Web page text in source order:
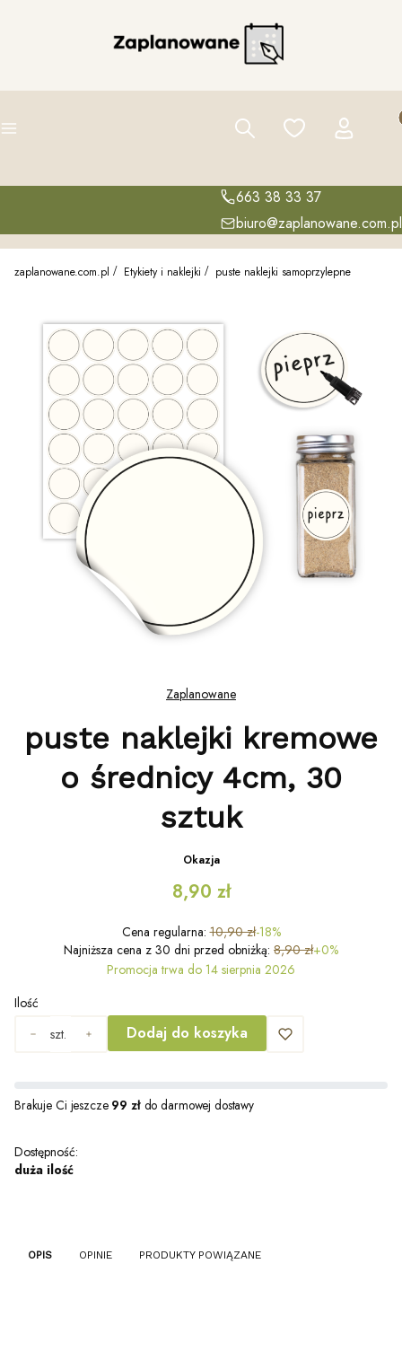
Menu Szukaj Ulubione Zaloguj się
663 38 33 37
biuro@zaplanowane.com.pl
zaplanowane.com.pl Etykiety i naklejki puste naklejki samoprzylepne
Zaplanowane
puste naklejki kremowe
o średnicy 4cm, 30
sztuk
Okazja
8,90 zł
Cena regularna: 10,90 zł-18%
Najniższa cena z 30 dni przed obniżką: 8,90 zł+0%
Promocja trwa do 14 sierpnia 2026
Ilość
szt.
Dodaj do koszyka
Brakuje Ci jeszcze 99 złdo darmowej dostawy
Dostępność:
duża ilość
OPIS OPINIE PRODUKTY POWIĄZANE